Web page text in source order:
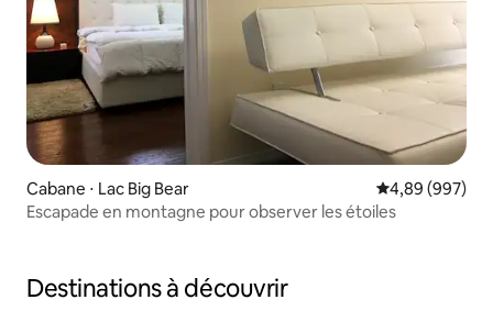
Cabane ⋅ Lac Big Bear Évaluation
4,89 (997)
Escapade en montagne pour observer les étoiles
Destinations à découvrir